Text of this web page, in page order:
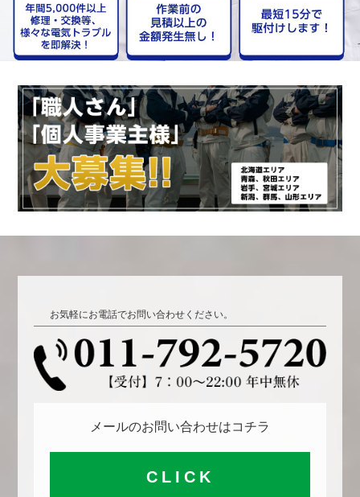
お気軽にお電話でお問い合わせください。
メールのお問い合わせはコチラ
CLICK